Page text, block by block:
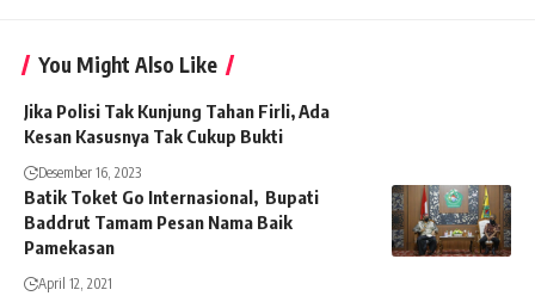
You Might Also Like
Jika Polisi Tak Kunjung Tahan Firli, Ada
Kesan Kasusnya Tak Cukup Bukti
Desember 16, 2023
Batik Toket Go Internasional, Bupati
Baddrut Tamam Pesan Nama Baik
Pamekasan
April 12, 2021